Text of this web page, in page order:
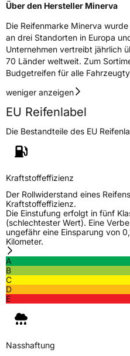
Rollgeräusch (Klasse)
Rollgeräusch (dB) 72
FahrzeugklasseC1
3PMSF /
EisgripNein
EPREL ID547448
Allgemeine
Herstellerkontakt
2930
Über den Hersteller Minerva
Die Reifenmarke Minerva
an drei Standorten in Europa
Unternehmen vertreibt jährlich
70 Länder weltweit. Zum
Budgetreifen für alle
weniger anzeigen
EU Reifenlabel
Die Bestandteile des EU
Kraftstoffeffizienz
Der Rollwiderstand eines
Kraftstoffeffizienz.
Die Einstufung erfolgt in fünf
(schlechtester Wert). Eine
ungefähr eine Einsparung von
Kilometer.
A
B
C
D
E
Nasshaftung